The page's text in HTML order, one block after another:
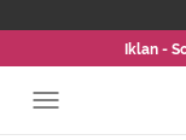
Iklan -